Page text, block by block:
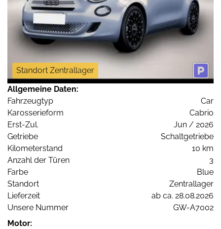
Standort Zentrallager
Allgemeine Daten:
Fahrzeugtyp
Car
Karosserieform
Cabrio
Erst-Zul.
Jun / 2026
Getriebe
Schaltgetriebe
Kilometerstand
10 km
Anzahl der Türen
3
Farbe
Blue
Standort
Zentrallager
Lieferzeit
ab ca. 28.08.2026
Unsere Nummer
GW-A7002
Motor: